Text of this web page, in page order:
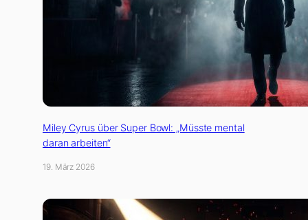
Miley Cyrus über Super Bowl: „Müsste mental
daran arbeiten“
19. März 2026